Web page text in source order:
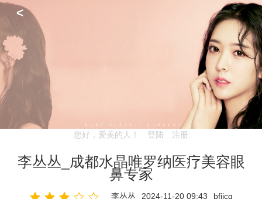
<
您好，爱美的人！ 登陆 注册
李丛丛_成都水晶唯罗纳医疗美容眼
鼻专家
李丛丛 2024-11-20 09:43 bfjjcg